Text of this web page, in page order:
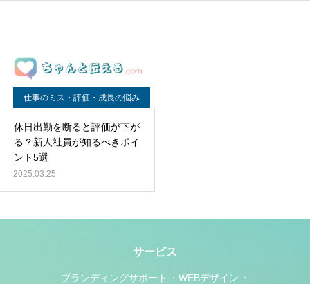
仕事のミス・評価・成長の悩み
休日出勤を断ると評価が下が
る？新人社員が知るべきポイ
ント5選
2025.03.25
サービス
ブランディングサポート
WEBデザイン